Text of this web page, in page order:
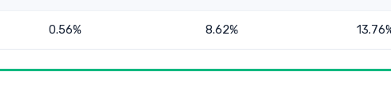
8.62%
0.56%